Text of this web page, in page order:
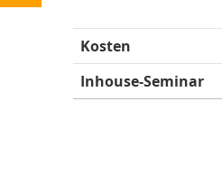
Kosten
Inhouse-Seminar